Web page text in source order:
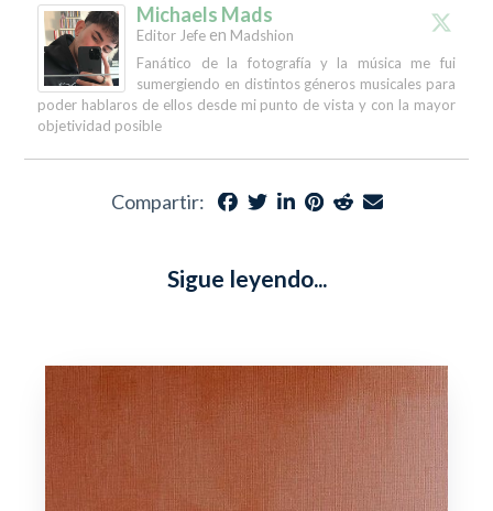
Michaels Mads
Editor Jefe en Madshion
Fanático de la fotografía y la música me fui
sumergiendo en distintos géneros musicales para
poder hablaros de ellos desde mi punto de vista y con la mayor
objetividad posible
Compartir:
Sigue leyendo...